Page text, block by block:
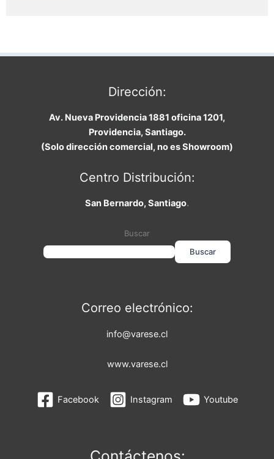
Dirección:
Av. Nueva Providencia 1881 oficina 1201,
Providencia, Santiago.
(Solo dirección comercial, no es Showroom)
Centro Distribución:
San Bernardo, Santiago.
Buscar
Buscar
Correo electrónico:
info@varese.cl
www.varese.cl
Facebook Instagram Youtube